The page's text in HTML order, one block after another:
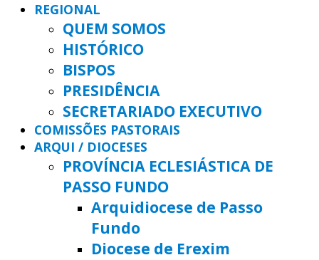
REGIONAL
QUEM SOMOS
HISTÓRICO
BISPOS
PRESIDÊNCIA
SECRETARIADO EXECUTIVO
COMISSÕES PASTORAIS
ARQUI / DIOCESES
PROVÍNCIA ECLESIÁSTICA DE
PASSO FUNDO
Arquidiocese de Passo
Fundo
Diocese de Erexim